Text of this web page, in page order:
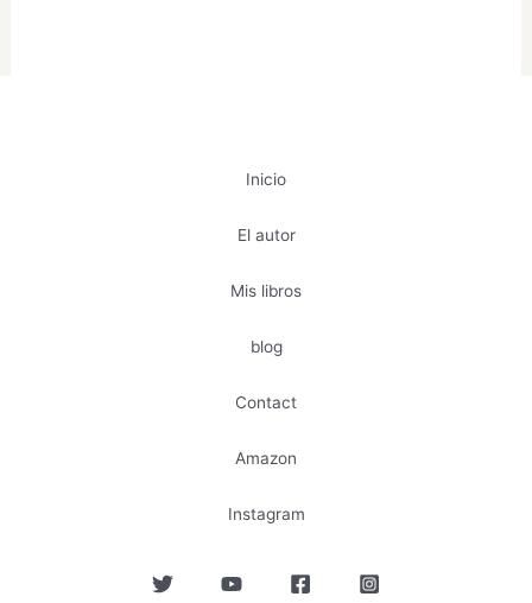
Inicio
El autor
Mis libros
blog
Contact
Amazon
Instagram